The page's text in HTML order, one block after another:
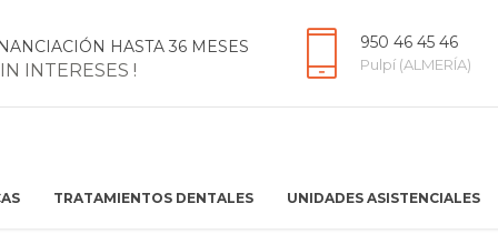
HASTA 36 MESES
INTERESES !
950 46 45 46
Pulpí (ALMERÍA)
TRATAMIENTOS DENTALES UNIDADES ASISTENCIALES